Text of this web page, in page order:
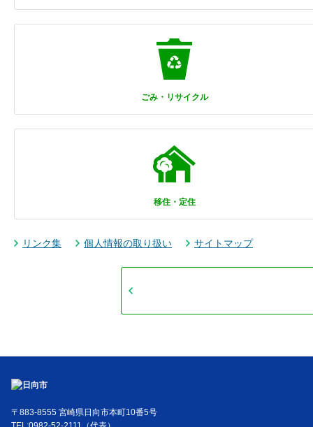
ごみ・リサイクル
移住・定住
リンク集 個人情報の取り扱い サイトマップ
〒883-8555 宮崎県日向市本町10番5号